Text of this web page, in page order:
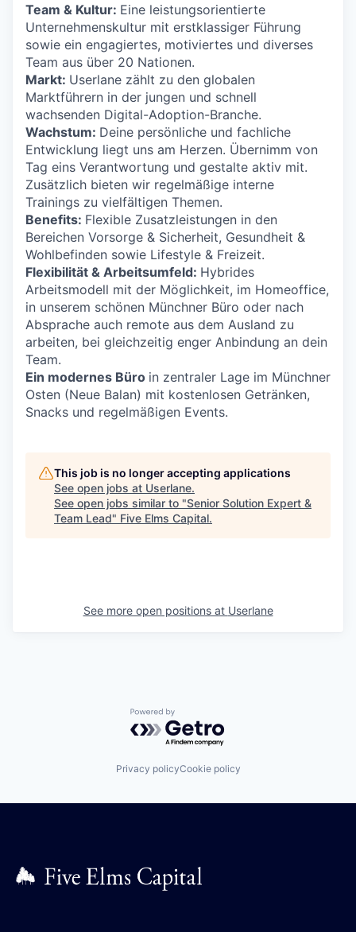
Team & Kultur: Eine leistungsorientierte
Unternehmenskultur mit erstklassiger Führung
sowie ein engagiertes, motiviertes und diverses
Team aus über 20 Nationen.
Markt: Userlane zählt zu den globalen
Marktführern in der jungen und schnell
wachsenden Digital-Adoption-Branche.
Wachstum: Deine persönliche und fachliche
Entwicklung liegt uns am Herzen. Übernimm von
Tag eins Verantwortung und gestalte aktiv mit.
Zusätzlich bieten wir regelmäßige interne
Trainings zu vielfältigen Themen.
Benefits: Flexible Zusatzleistungen in den
Bereichen Vorsorge & Sicherheit, Gesundheit &
Wohlbefinden sowie Lifestyle & Freizeit.
Flexibilität & Arbeitsumfeld: Hybrides
Arbeitsmodell mit der Möglichkeit, im Homeoffice,
in unserem schönen Münchner Büro oder nach
Absprache auch remote aus dem Ausland zu
arbeiten, bei gleichzeitig enger Anbindung an dein
Team.
Ein modernes Büro in zentraler Lage im Münchner
Osten (Neue Balan) mit kostenlosen Getränken,
Snacks und regelmäßigen Events.
This job is no longer accepting applications
See open jobs at Userlane.
See open jobs similar to "Senior Solution Expert &
Team Lead" Five Elms Capital.
See more open positions at Userlane
Powered by Getro.com
Privacy policyCookie policy